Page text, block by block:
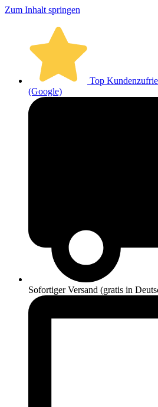
Zum Inhalt springen
Top
(Google)
Sofortiger Versand (gratis in